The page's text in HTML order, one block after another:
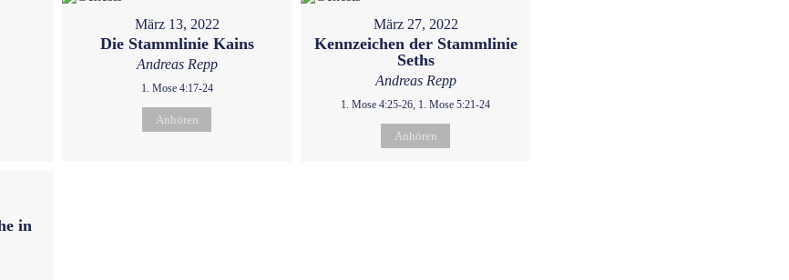
März 13, 2022
Die Stammlinie Kains
Andreas Repp
1. Mose 4:17-24
Anhören
März 27, 2022
Kennzeichen der Stammlinie
Seths
Andreas Repp
1. Mose 4:25-26, 1. Mose 5:21-24
Anhören
in